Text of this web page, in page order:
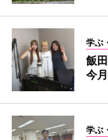
学ぶ
飯
今
学ぶ